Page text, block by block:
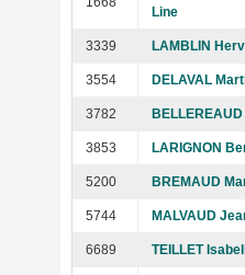
Line
3339 LAMBLIN
3554 DELAVAL
3782
3853 LARIGNON
5200 BREMAUD
5744 MALVAUD
6689 TEILLET